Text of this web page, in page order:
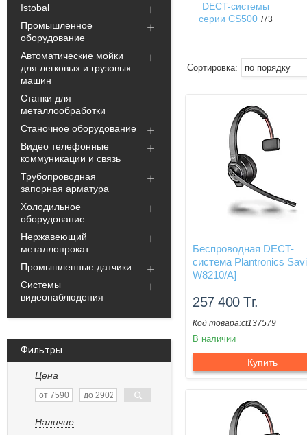
Istobal
Промышленное
оборудование
Автоматические мойки
для легковых и грузовых
машин
Станки для
металлообработки
Станочное оборудование
Видео телефонные
коммуникации и связь
Трубопроводная
запорная арматура
Холодильное
оборудование
Нержавеющий
металлопрокат
Промышленные датчики
Системы
видеонаблюдения
Фильтры
Цена
Наличие
DECT-системы
серии CS500 73
Беспроводная DECT-
система Plantronics
W8210/A]
257 400Тг.
ct137579
В наличии
Купить